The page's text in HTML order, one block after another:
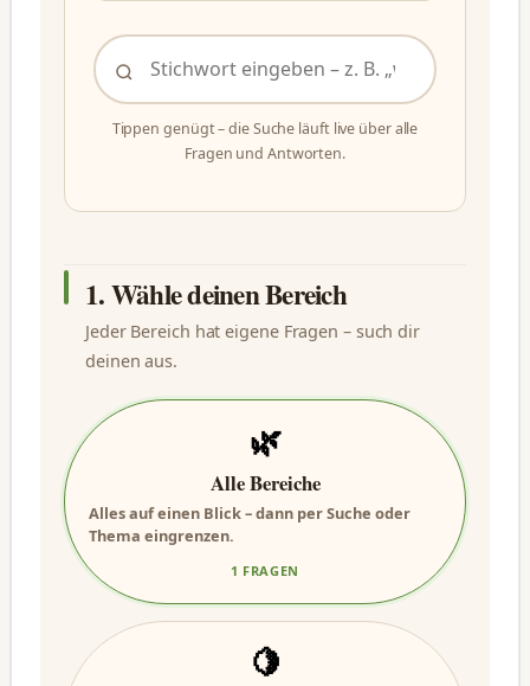
Tippen genügt – die Suche läuft live über alle
Fragen und Antworten.
1. Wähle deinen Bereich
Jeder Bereich hat eigene Fragen – such dir
deinen aus.
🌿
Alle Bereiche
Alles auf einen Blick – dann per Suche oder
Thema eingrenzen.
1 FRAGEN
🍋